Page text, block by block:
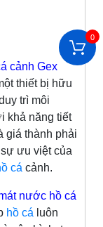
Gex
thiết bị hữu
trì môi
khả năng tiết
giá thành phải
ưu việt của
cá cảnh.
nước hồ cá
hồ cá luôn
0